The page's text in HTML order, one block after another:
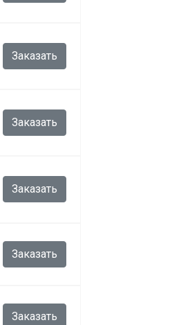
Заказать
Заказать
Заказать
Заказать
Заказать